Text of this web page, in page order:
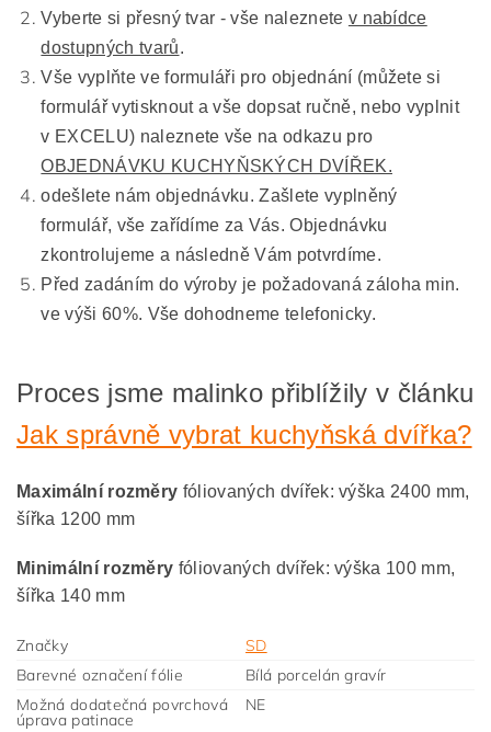
Vyberte si přesný tvar - vše naleznete v nabídce
dostupných tvarů.
Vše vyplňte ve formuláři pro objednání (můžete si
formulář vytisknout a vše dopsat ručně, nebo vyplnit
v EXCELU) naleznete vše na odkazu pro
OBJEDNÁVKU KUCHYŇSKÝCH DVÍŘEK.
odešlete nám objednávku. Zašlete vyplněný
formulář, vše zařídíme za Vás. Objednávku
zkontrolujeme a následně Vám potvrdíme.
Před zadáním do výroby je požadovaná záloha min.
ve výši 60%. Vše dohodneme telefonicky.
Proces jsme malinko přiblížily v článku
Jak správně vybrat kuchyňská dvířka?
Maximální rozměry fóliovaných dvířek: výška 2400 mm,
šířka 1200 mm
Minimální rozměry fóliovaných dvířek: výška 100 mm,
šířka 140 mm
Značky
SD
Barevné označení fólie
Bílá porcelán gravír
Možná dodatečná povrchová
úprava patinace
NE